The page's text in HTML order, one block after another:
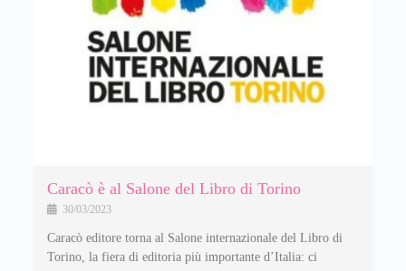
Caracò è al Salone del Libro di Torino
30/03/2023
Caracò editore torna al Salone internazionale del Libro di
Torino, la fiera di editoria più importante d’Italia: ci